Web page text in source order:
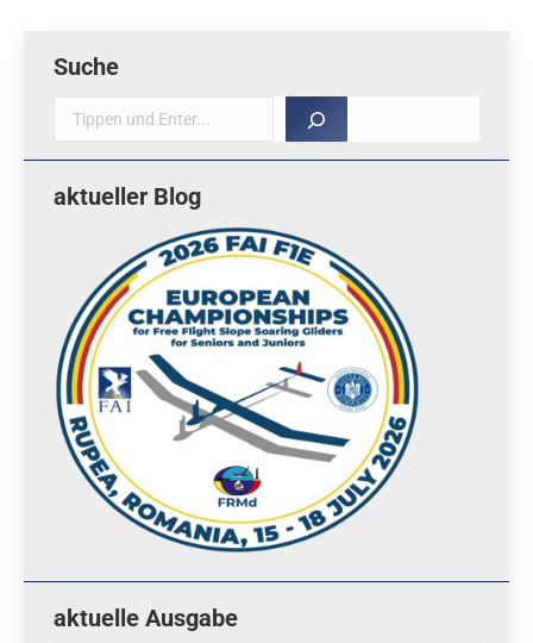
Suche
Suche
aktueller Blog
aktuelle Ausgabe